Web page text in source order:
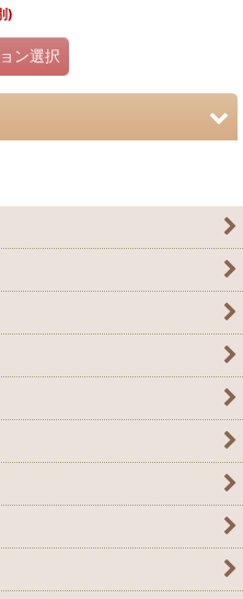
)
ン選択
つけるもの）
に